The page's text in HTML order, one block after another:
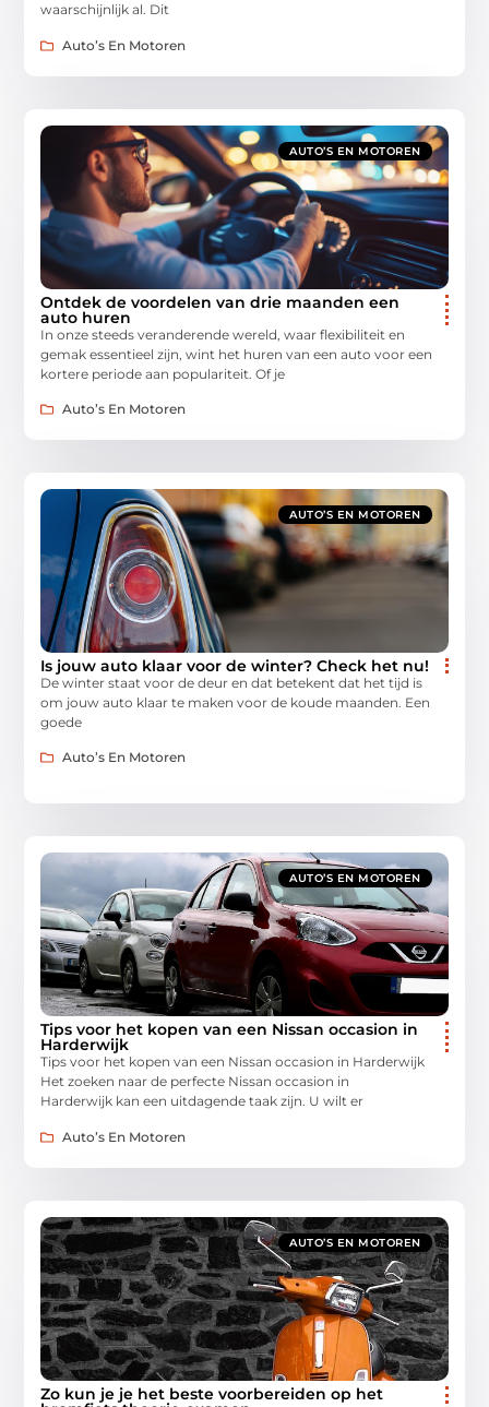
waarschijnlijk al. Dit
Auto’s En Motoren
AUTO’S EN MOTOREN
Ontdek de voordelen van drie maanden een
auto huren
In onze steeds veranderende wereld, waar flexibiliteit en
gemak essentieel zijn, wint het huren van een auto voor een
kortere periode aan populariteit. Of je
Auto’s En Motoren
AUTO’S EN MOTOREN
Is jouw auto klaar voor de winter? Check het nu!
De winter staat voor de deur en dat betekent dat het tijd is
om jouw auto klaar te maken voor de koude maanden. Een
goede
Auto’s En Motoren
AUTO’S EN MOTOREN
Tips voor het kopen van een Nissan occasion in
Harderwijk
Tips voor het kopen van een Nissan occasion in Harderwijk
Het zoeken naar de perfecte Nissan occasion in
Harderwijk kan een uitdagende taak zijn. U wilt er
Auto’s En Motoren
AUTO’S EN MOTOREN
Zo kun je je het beste voorbereiden op het